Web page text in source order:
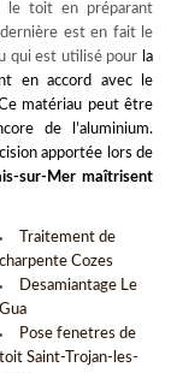
le toit en préparant
dernière est en fait le
qui est utilisé pour la
en accord avec le
matériau peut être
de l’aluminium.
apportée lors de
sur-Mer maîtrisent
Traitement de
charpente Cozes
Desamiantage Le
Gua
Pose fenetres de
toit Saint-Trojan-les-